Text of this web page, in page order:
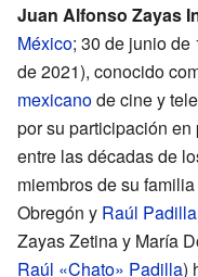
Juan Alfonso Zayas
México; 30 de junio de
de 2021), conocido
mexicanode cine y
por su participación
entre las décadas de
miembros de su
Obregón y Raúl
Zayas Zetina y María
Raúl «Chato» Padilla)